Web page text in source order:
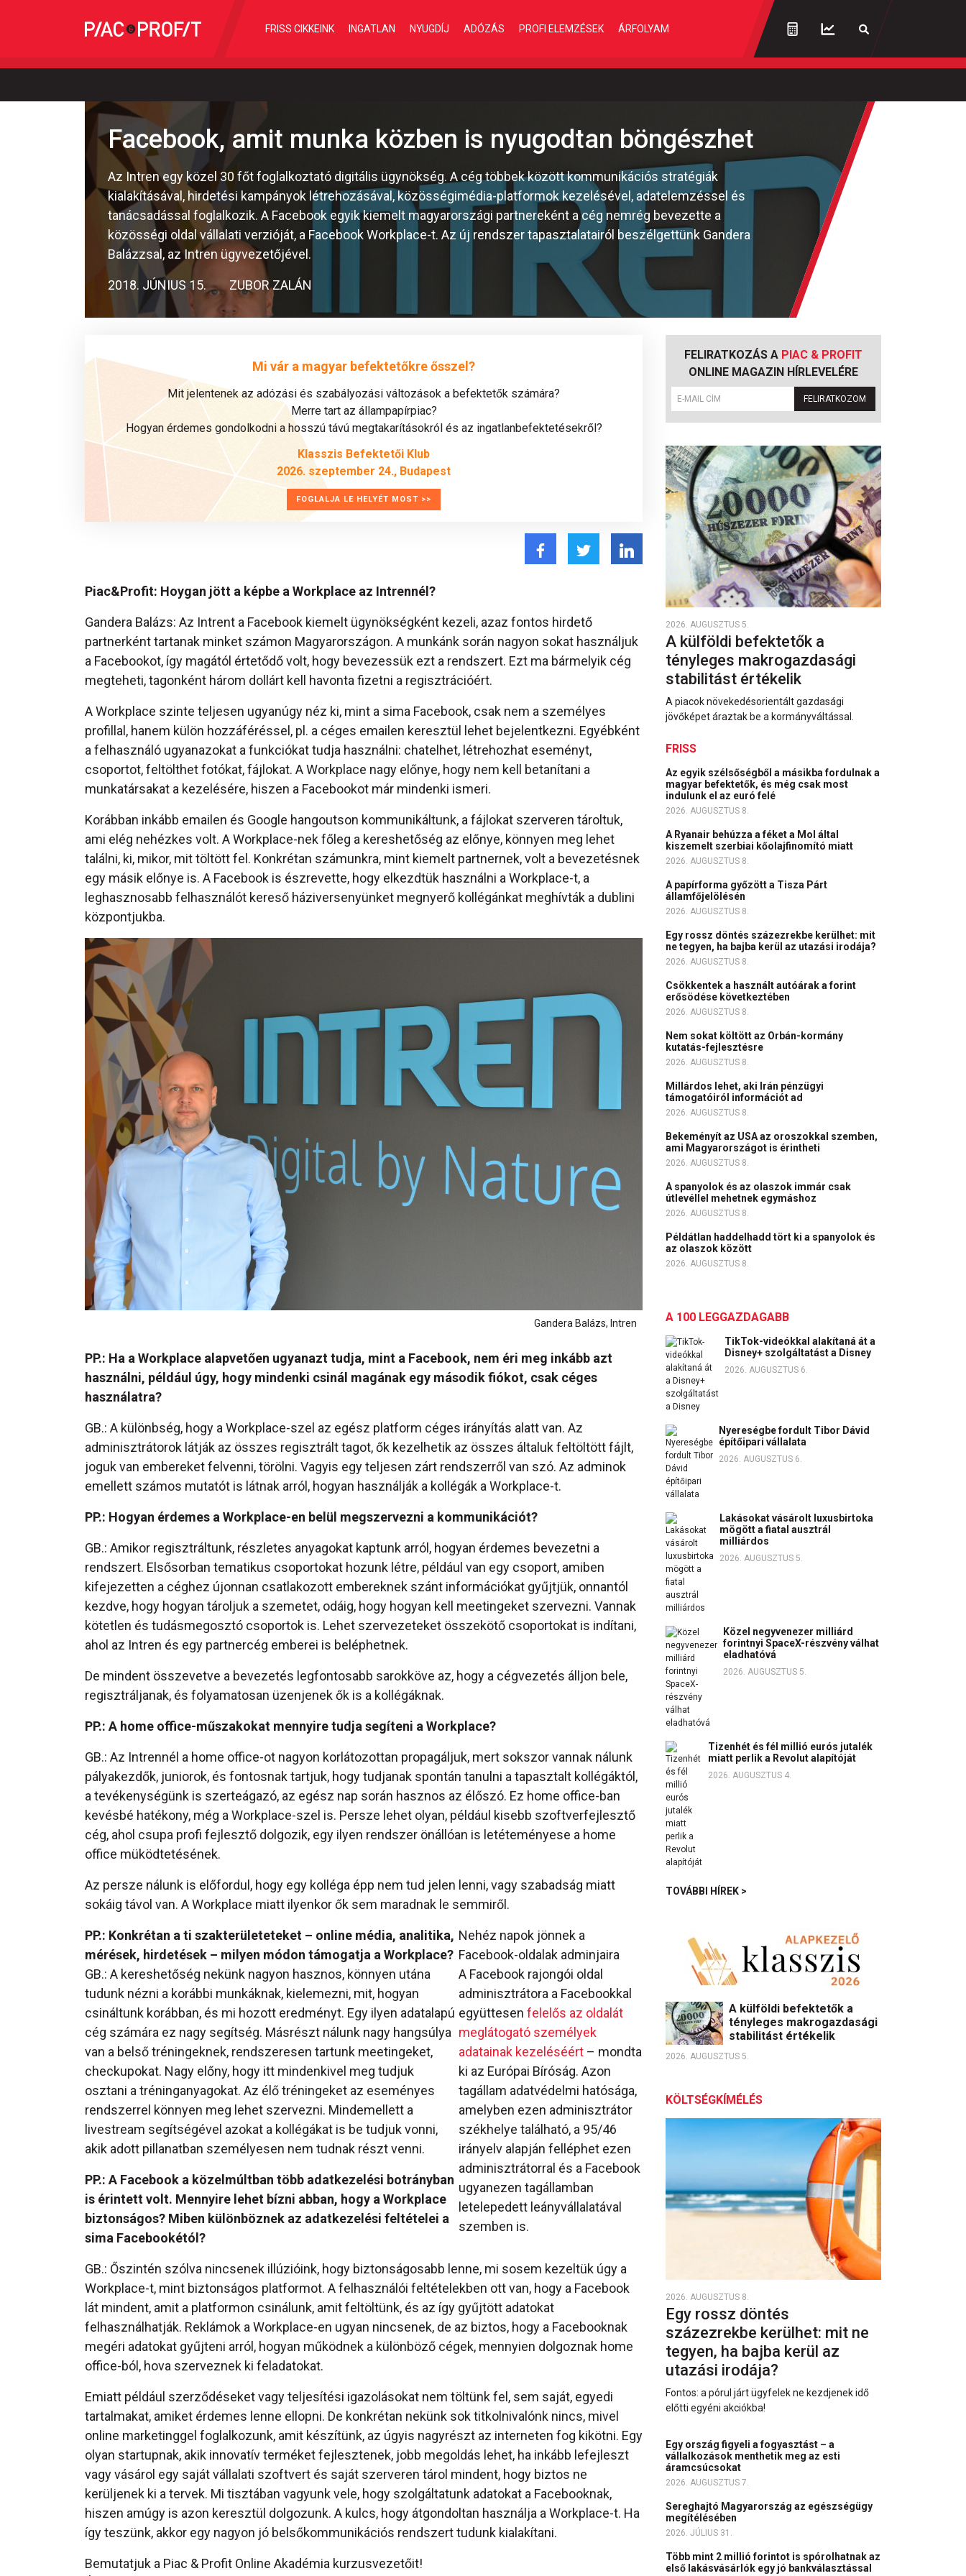
FRISS CIKKEINK INGATLAN NYUGDÍJ ADÓZÁS PROFI ELEMZÉSEK ÁRFOLYAM
Facebook, amit munka közben is nyugodtan böngészhet
Az Intren egy közel 30 főt foglalkoztató digitális ügynökség. A cég többek között kommunikációs stratégiák
kialakításával, hirdetési kampányok létrehozásával, közösségimédia-platformok kezelésével, adatelemzéssel és
tanácsadással foglalkozik. A Facebook egyik kiemelt magyarországi partnereként a cég nemrég bevezette a
közösségi oldal vállalati verzióját, a Facebook Workplace-t. Az új rendszer tapasztalatairól beszélgettünk Gandera
Balázzsal, az Intren ügyvezetőjével.
2018. JÚNIUS 15. ZUBOR ZALÁN
Mi vár a magyar befektetőkre ősszel?
Mit jelentenek az adózási és szabályozási változások a befektetők számára?
Merre tart az állampapírpiac?
Hogyan érdemes gondolkodni a hosszú távú megtakarításokról és az ingatlanbefektetésekről?
Klasszis Befektetői Klub
2026. szeptember 24., Budapest
FOGLALJA LE HELYÉT MOST >>
Piac&Profit: Hoygan jött a képbe a Workplace az Intrennél?
Gandera Balázs: Az Intrent a Facebook kiemelt ügynökségként kezeli, azaz fontos hirdető
partnerként tartanak minket számon Magyarországon. A munkánk során nagyon sokat használjuk
a Facebookot, így magától értetődő volt, hogy bevezessük ezt a rendszert. Ezt ma bármelyik cég
megteheti, tagonként három dollárt kell havonta fizetni a regisztrációért.
A Workplace szinte teljesen ugyanúgy néz ki, mint a sima Facebook, csak nem a személyes
profillal, hanem külön hozzáféréssel, pl. a céges emailen keresztül lehet bejelentkezni. Egyébként
a felhasználó ugyanazokat a funkciókat tudja használni: chatelhet, létrehozhat eseményt,
csoportot, feltölthet fotókat, fájlokat. A Workplace nagy előnye, hogy nem kell betanítani a
munkatársakat a kezelésére, hiszen a Facebookot már mindenki ismeri.
Korábban inkább emailen és Google hangoutson kommunikáltunk, a fájlokat szerveren tároltuk,
ami elég nehézkes volt. A Workplace-nek főleg a kereshetőség az előnye, könnyen meg lehet
találni, ki, mikor, mit töltött fel. Konkrétan számunkra, mint kiemelt partnernek, volt a bevezetésnek
egy másik előnye is. A Facebook is észrevette, hogy elkezdtük használni a Workplace-t, a
leghasznosabb felhasználót kereső háziversenyünket megnyerő kollégánkat meghívták a dublini
központjukba.
Gandera Balázs, Intren
PP.: Ha a Workplace alapvetően ugyanazt tudja, mint a Facebook, nem éri meg inkább azt
használni, például úgy, hogy mindenki csinál magának egy második fiókot, csak céges
használatra?
GB.: A különbség, hogy a Workplace-szel az egész platform céges irányítás alatt van. Az
adminisztrátorok látják az összes regisztrált tagot, ők kezelhetik az összes általuk feltöltött fájlt,
joguk van embereket felvenni, törölni. Vagyis egy teljesen zárt rendszerről van szó. Az adminok
emellett számos mutatót is látnak arról, hogyan használják a kollégák a Workplace-t.
PP.: Hogyan érdemes a Workplace-en belül megszervezni a kommunikációt?
GB.: Amikor regisztráltunk, részletes anyagokat kaptunk arról, hogyan érdemes bevezetni a
rendszert. Elsősorban tematikus csoportokat hozunk létre, például van egy csoport, amiben
kifejezetten a céghez újonnan csatlakozott embereknek szánt információkat gyűjtjük, onnantól
kezdve, hogy hogyan tároljuk a szemetet, odáig, hogy hogyan kell meetingeket szervezni. Vannak
kötetlen és tudásmegosztó csoportok is. Lehet szervezeteket összekötő csoportokat is indítani,
ahol az Intren és egy partnercég emberei is beléphetnek.
De mindent összevetve a bevezetés legfontosabb sarokköve az, hogy a cégvezetés álljon bele,
regisztráljanak, és folyamatosan üzenjenek ők is a kollégáknak.
PP.: A home office-műszakokat mennyire tudja segíteni a Workplace?
GB.: Az Intrennél a home office-ot nagyon korlátozottan propagáljuk, mert sokszor vannak nálunk
pályakezdők, juniorok, és fontosnak tartjuk, hogy tudjanak spontán tanulni a tapasztalt kollégáktól,
a tevékenységünk is szerteágazó, az egész nap során hasznos az élőszó. Ez home office-ban
kevésbé hatékony, még a Workplace-szel is. Persze lehet olyan, például kisebb szoftverfejlesztő
cég, ahol csupa profi fejlesztő dolgozik, egy ilyen rendszer önállóan is letéteményese a home
office müködtetésének.
Az persze nálunk is előfordul, hogy egy kolléga épp nem tud jelen lenni, vagy szabadság miatt
sokáig távol van. A Workplace miatt ilyenkor ők sem maradnak le semmiről.
Nehéz napok jönnek a
Facebook-oldalak adminjaira
A Facebook rajongói oldal
adminisztrátora a Facebookkal
együttesen felelős az oldalát
meglátogató személyek
adatainak kezeléséért – mondta
ki az Európai Bíróság. Azon
tagállam adatvédelmi hatósága,
amelyben ezen adminisztrátor
székhelye található, a 95/46
irányelv alapján felléphet ezen
adminisztrátorral és a Facebook
ugyanezen tagállamban
letelepedett leányvállalatával
szemben is.
PP.: Konkrétan a ti szakterületeteket – online média, analitika,
mérések, hirdetések – milyen módon támogatja a Workplace?
GB.: A kereshetőség nekünk nagyon hasznos, könnyen utána
tudunk nézni a korábbi munkáknak, kielemezni, mit, hogyan
csináltunk korábban, és mi hozott eredményt. Egy ilyen adatalapú
cég számára ez nagy segítség. Másrészt nálunk nagy hangsúlya
van a belső tréningeknek, rendszeresen tartunk meetingeket,
checkupokat. Nagy előny, hogy itt mindenkivel meg tudjuk
osztani a tréninganyagokat. Az élő tréningeket az eseményes
rendszerrel könnyen meg lehet szervezni. Mindemellett a
livestream segítségével azokat a kollégákat is be tudjuk vonni,
akik adott pillanatban személyesen nem tudnak részt venni.
PP.: A Facebook a közelmúltban több adatkezelési botrányban
is érintett volt. Mennyire lehet bízni abban, hogy a Workplace
biztonságos? Miben különböznek az adatkezelési feltételei a
sima Facebookétól?
GB.: Őszintén szólva nincsenek illúzióink, hogy biztonságosabb lenne, mi sosem kezeltük úgy a
Workplace-t, mint biztonságos platformot. A felhasználói feltételekben ott van, hogy a Facebook
lát mindent, amit a platformon csinálunk, amit feltöltünk, és az így gyűjtött adatokat
felhasználhatják. Reklámok a Workplace-en ugyan nincsenek, de az biztos, hogy a Facebooknak
megéri adatokat gyűjteni arról, hogyan működnek a különböző cégek, mennyien dolgoznak home
office-ból, hova szerveznek ki feladatokat.
Emiatt például szerződéseket vagy teljesítési igazolásokat nem töltünk fel, sem saját, egyedi
tartalmakat, amiket érdemes lenne ellopni. De konkrétan nekünk sok titkolnivalónk nincs, mivel
online marketinggel foglalkozunk, amit készítünk, az úgyis nagyrészt az interneten fog kikötni. Egy
olyan startupnak, akik innovatív terméket fejlesztenek, jobb megoldás lehet, ha inkább lefejleszt
vagy vásárol egy saját vállalati szoftvert és saját szerveren tárol mindent, hogy biztos ne
kerüljenek ki a tervek. Mi tisztában vagyunk vele, hogy szolgáltatunk adatokat a Facebooknak,
hiszen amúgy is azon keresztül dolgozunk. A kulcs, hogy átgondoltan használja a Workplace-t. Ha
így teszünk, akkor egy nagyon jó belsőkommunikációs rendszert tudunk kialakítani.
Bemutatjuk a Piac & Profit Online Akadémia kurzusvezetőit!
FELIRATKOZÁS A PIAC & PROFIT
ONLINE MAGAZIN HÍRLEVELÉRE
FELIRATKOZOM
2026. AUGUSZTUS 5.
A külföldi befektetők a
tényleges makrogazdasági
stabilitást értékelik
A piacok növekedésorientált gazdasági
jövőképet áraztak be a kormányváltással.
FRISS
Az egyik szélsőségből a másikba fordulnak a
magyar befektetők, és még csak most
indulunk el az euró felé
2026. AUGUSZTUS 8.
A Ryanair behúzza a féket a Mol által
kiszemelt szerbiai kőolajfinomító miatt
2026. AUGUSZTUS 8.
A papírforma győzött a Tisza Párt
államfőjelölésén
2026. AUGUSZTUS 8.
Egy rossz döntés százezrekbe kerülhet: mit
ne tegyen, ha bajba kerül az utazási irodája?
2026. AUGUSZTUS 8.
Csökkentek a használt autóárak a forint
erősödése következtében
2026. AUGUSZTUS 8.
Nem sokat költött az Orbán-kormány
kutatás-fejlesztésre
2026. AUGUSZTUS 8.
Millárdos lehet, aki Irán pénzügyi
támogatóiról információt ad
2026. AUGUSZTUS 8.
Bekeményít az USA az oroszokkal szemben,
ami Magyarországot is érintheti
2026. AUGUSZTUS 8.
A spanyolok és az olaszok immár csak
útlevéllel mehetnek egymáshoz
2026. AUGUSZTUS 8.
Példátlan haddelhadd tört ki a spanyolok és
az olaszok között
2026. AUGUSZTUS 8.
A 100 LEGGAZDAGABB
TikTok-videókkal alakítaná át a
Disney+ szolgáltatást a Disney
2026. AUGUSZTUS 6.
Nyereségbe fordult Tibor Dávid
építőipari vállalata
2026. AUGUSZTUS 6.
Lakásokat vásárolt luxusbirtoka
mögött a fiatal ausztrál
milliárdos
2026. AUGUSZTUS 5.
Közel negyvenezer milliárd
forintnyi SpaceX-részvény válhat
eladhatóvá
2026. AUGUSZTUS 5.
Tizenhét és fél millió eurós jutalék
miatt perlik a Revolut alapítóját
2026. AUGUSZTUS 4.
TOVÁBBI HÍREK >
A külföldi befektetők a
tényleges makrogazdasági
stabilitást értékelik
2026. AUGUSZTUS 5.
KÖLTSÉGKÍMÉLÉS
2026. AUGUSZTUS 8.
Egy rossz döntés
százezrekbe kerülhet: mit ne
tegyen, ha bajba kerül az
utazási irodája?
Fontos: a pórul járt ügyfelek ne kezdjenek idő
előtti egyéni akciókba!
Egy ország figyeli a fogyasztást – a
vállalkozások menthetik meg az esti
áramcsúcsokat
2026. AUGUSZTUS 7.
Sereghajtó Magyarország az egészségügy
megítélésében
2026. JÚLIUS 31.
Több mint 2 millió forintot is spórolhatnak az
első lakásvásárlók egy jó bankválasztással